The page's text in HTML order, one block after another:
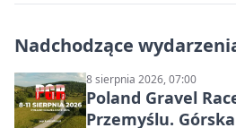
Nadchodzące
8 sierpnia 2026, 07:00
Poland Gravel
Przemyślu.